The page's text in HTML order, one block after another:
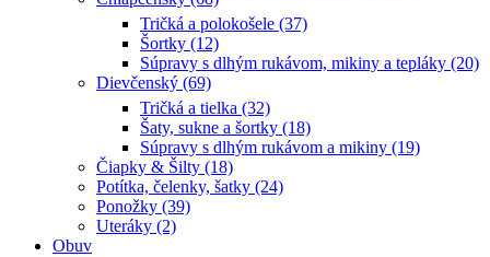
Tričká a polokošele (37)
Šortky (12)
Súpravy s dlhým rukávom, mikiny a tepláky (20)
Dievčenský (69)
Tričká a tielka (32)
Šaty, sukne a šortky (18)
Súpravy s dlhým rukávom a mikiny (19)
Čiapky & Šilty (18)
Potítka, čelenky, šatky (24)
Ponožky (39)
Uteráky (2)
Obuv